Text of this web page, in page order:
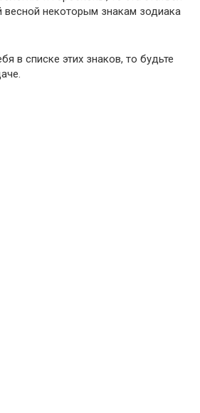
весной некоторым знакам зодиака
в списке этих знаков, то будьте